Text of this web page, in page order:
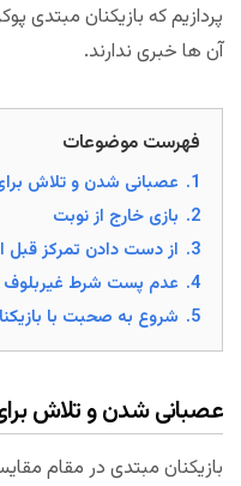
پردازیم که بازیکنان مبتدی
آن ها خبری ندارند.
فهرست موضوعات
1. عصبانی شدن و تلاش
2. بازی خارج از نوبت
3. از دست دادن تمرکز قبل
4. عدم پست شرط غیربلوف
5. شروع به صحبت با
عصبانی شدن و تلاش
بازیکنان مبتدی در مقام